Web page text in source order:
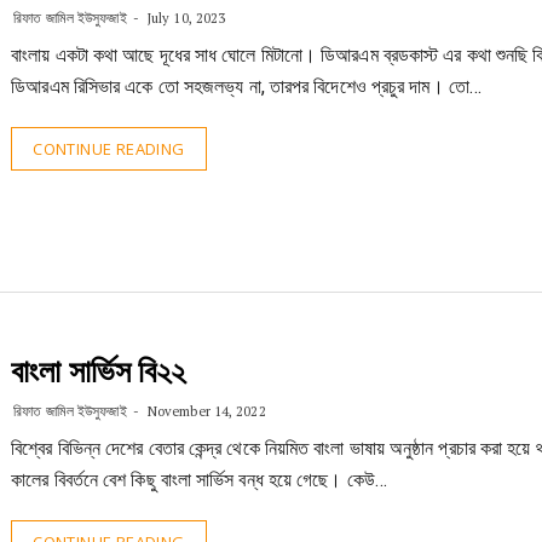
রিফাত জামিল ইউসুফজাই July 10, 2023
বাংলায় একটা কথা আছে দূধের সাধ ঘোলে মিটানো। ডিআরএম ব্রডকাস্ট এর কথা শুনছি
ডিআরএম রিসিভার একে তো সহজলভ্য না, তারপর বিদেশেও প্রচুর দাম। তো…
CONTINUE READING
বাংলা সার্ভিস বি২২
রিফাত জামিল ইউসুফজাই November 14, 2022
বিশ্বের বিভিন্ন দেশের বেতার কেন্দ্র থেকে নিয়মিত বাংলা ভাষায় অনুষ্ঠান প্রচার করা
কালের বিবর্তনে বেশ কিছু বাংলা সার্ভিস বন্ধ হয়ে গেছে। কেউ…